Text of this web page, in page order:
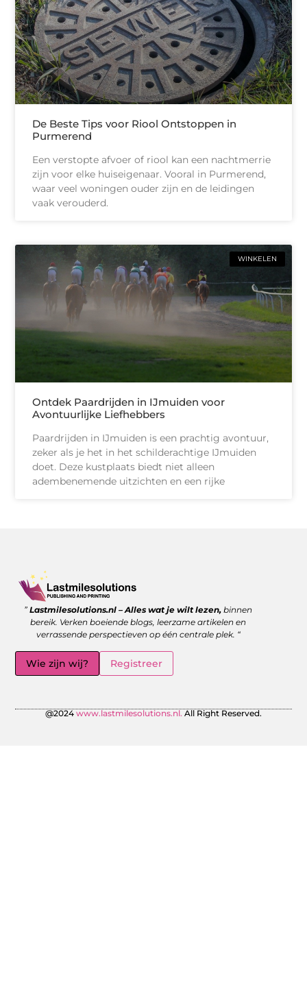
De Beste Tips voor Riool Ontstoppen in
Purmerend
Een verstopte afvoer of riool kan een nachtmerrie
zijn voor elke huiseigenaar. Vooral in Purmerend,
waar veel woningen ouder zijn en de leidingen
vaak verouderd.
WINKELEN
Ontdek Paardrijden in IJmuiden voor
Avontuurlijke Liefhebbers
Paardrijden in IJmuiden is een prachtig avontuur,
zeker als je het in het schilderachtige IJmuiden
doet. Deze kustplaats biedt niet alleen
adembenemende uitzichten en een rijke
”Lastmilesolutions.nl – Alles wat je wilt lezen, binnen
bereik. Verken boeiende blogs, leerzame artikelen en
verrassende perspectieven op één centrale plek. “
Wie zijn wij? Registreer
@2024 www.lastmilesolutions.nl. All Right Reserved.